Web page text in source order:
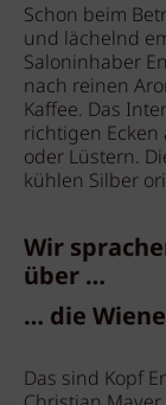
Schon beim
und lächelnd
Saloninhaber
nach reinen
Kaffee. Das
richtigen
oder Lüstern.
kühlen Silber
Wir
über …
… die
Das sind Kopf